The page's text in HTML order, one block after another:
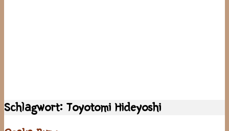
Schlagwort: Toyotomi Hideyoshi